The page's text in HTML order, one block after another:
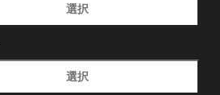
選択
選択